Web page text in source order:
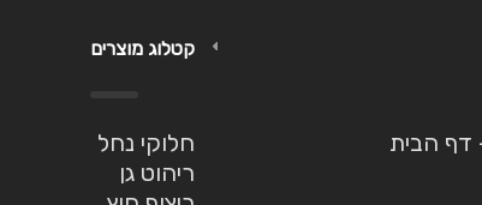
קטלוג מוצרים
חלוקי נחל
ריהוט גן
דף הבית